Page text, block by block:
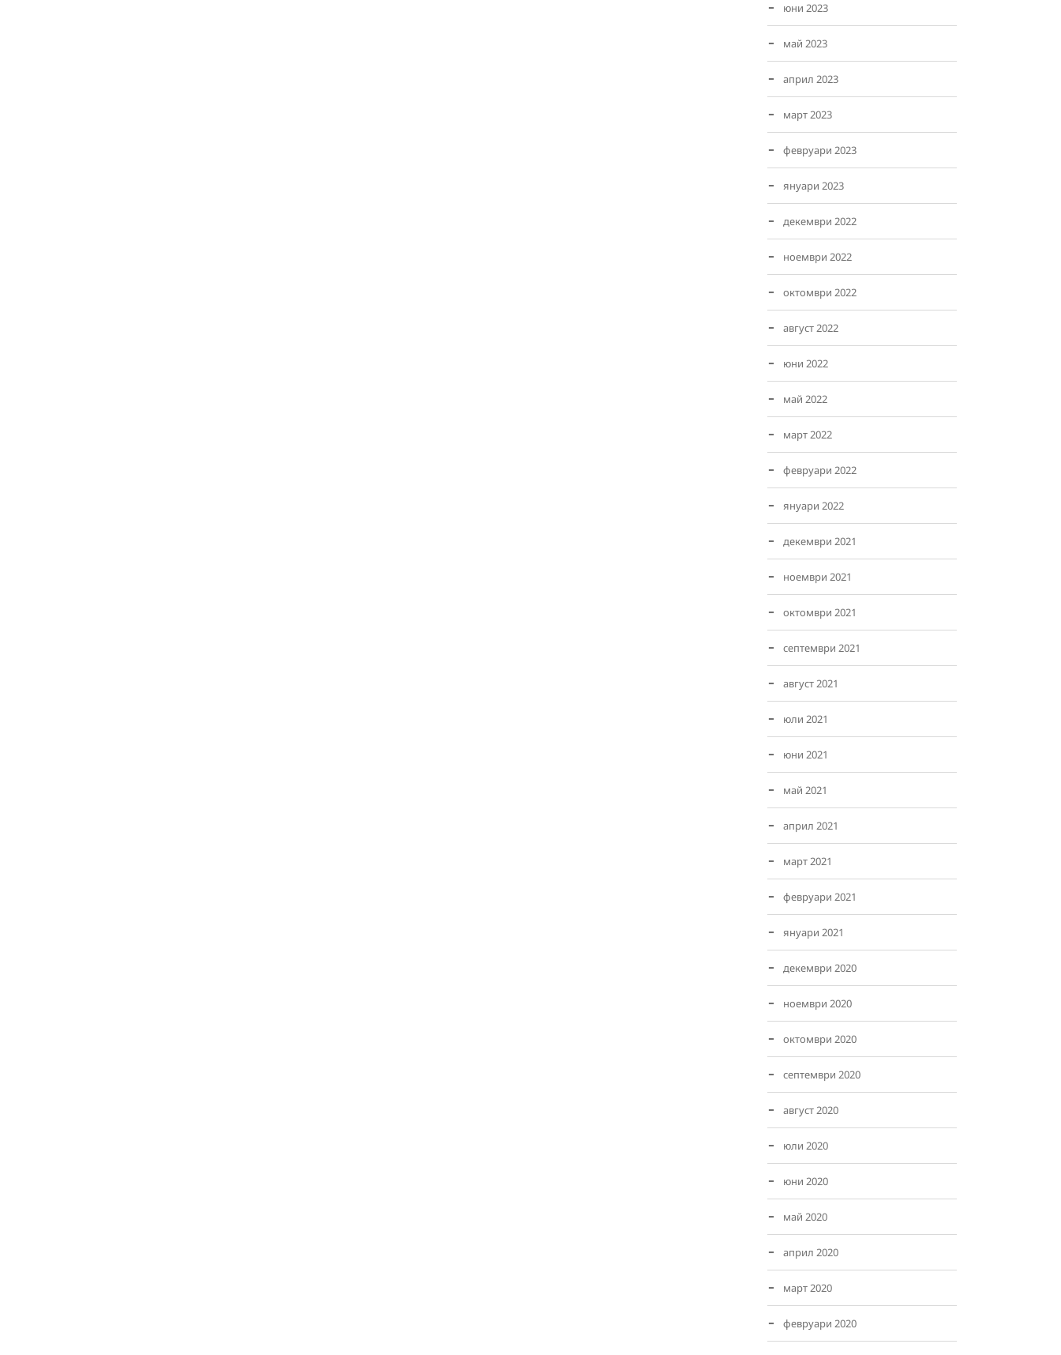
юни 2023
май 2023
април 2023
март 2023
февруари 2023
януари 2023
декември 2022
ноември 2022
октомври 2022
август 2022
юни 2022
май 2022
март 2022
февруари 2022
януари 2022
декември 2021
ноември 2021
октомври 2021
септември 2021
август 2021
юли 2021
юни 2021
май 2021
април 2021
март 2021
февруари 2021
януари 2021
декември 2020
ноември 2020
октомври 2020
септември 2020
август 2020
юли 2020
юни 2020
май 2020
април 2020
март 2020
февруари 2020